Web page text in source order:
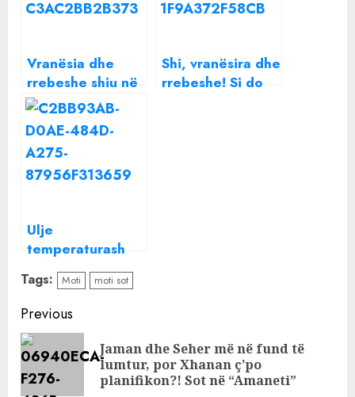
Vranësia dhe
rrebeshe shiu në
këto zona, si
parashikohet
moti për ditën e
sotme
Shi, vranësira dhe
rrebeshe! Si do
Ulje
temperaturash
dhe rrebeshe
shiu në të gjithë
vendin, si
parashikohet të
jetë moti për
ditën e sotme
Tags: Moti moti sot
Continue
Reading
Previous
Jaman dhe Seher më në fund të
lumtur, por Xhanan ç’po
planifikon?! Sot në “Amaneti”